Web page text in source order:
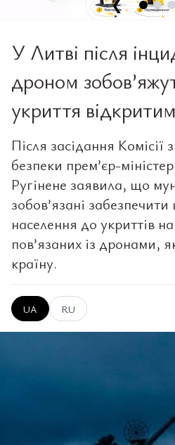
❮
У Литві після
дроном
укриття
Після засідання Комісії
безпеки прем’єр-
Ругінене заявила, що
зобов’язані
населення до укриттів на
пов’язаних із дронами,
країну.
UA RU